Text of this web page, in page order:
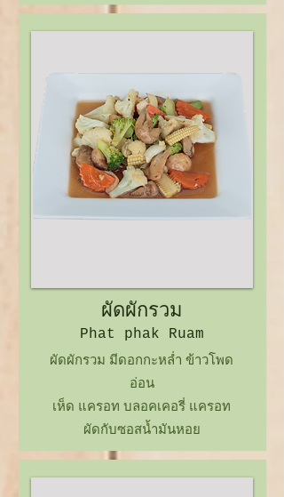
ผัดผักรวม มีดอกกะหล่ำ ข้าวโพด
อ่อน
เห็ด แครอท บลอคเคอรี่ แครอท
ผัดกับซอสน้ำมันหอย
ผัดผักรวม
Phat phak Ruam